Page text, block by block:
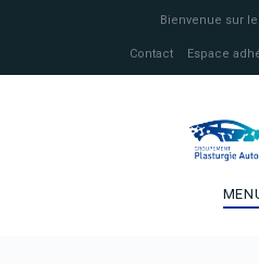
Bienvenue sur
Contact Espace